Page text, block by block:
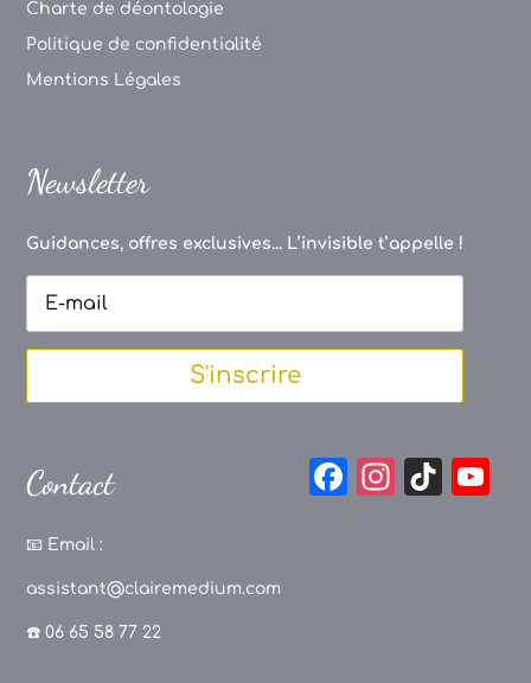
Charte de déontologie
Politique de confidentialité
Mentions Légales
Newsletter
Guidances, offres exclusives... L’invisible t’appelle !
S'inscrire
Contact
📧 Email :
assistant@clairemedium.com
☎️ 06 65 58 77 22
F
In
Ti